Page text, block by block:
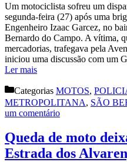
Um motociclista sofreu um
segunda-feira (27) após uma
Engenheiro Izaac Garcez, no
Bernardo do Campo. A vítima,
mercadorias, trafegava pela
iniciou uma discussão com
Ler mais
Categorias MOTOS,
METROPOLITANA, SÃO
um comentário
Queda de moto
Estrada dos